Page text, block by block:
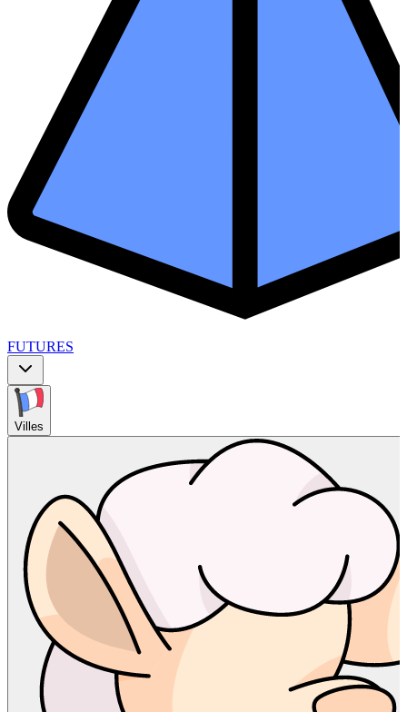
FUTURES
Villes